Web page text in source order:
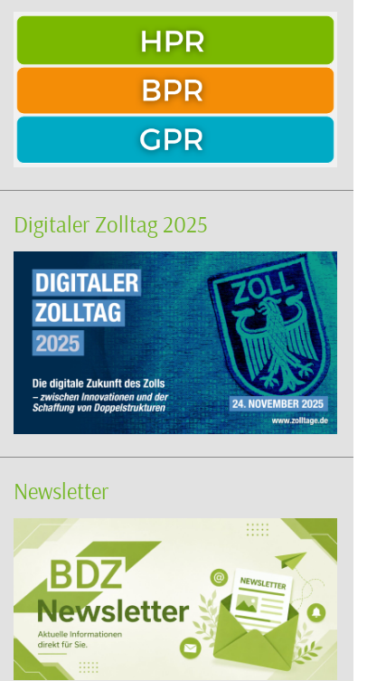
Digitaler Zolltag 2025
Newsletter